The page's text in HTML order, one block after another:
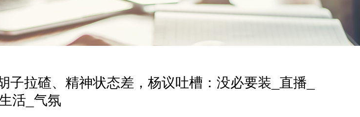
拉碴、精神状态差，杨议吐槽：没必要装_直播_
活_气氛